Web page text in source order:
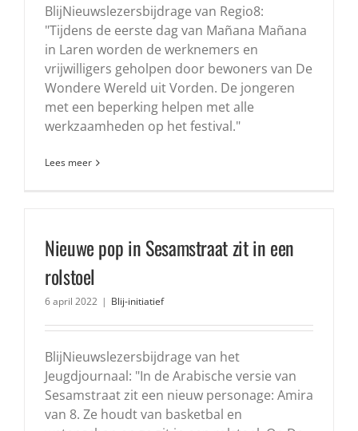
BlijNieuwslezersbijdrage van Regio8:
"Tijdens de eerste dag van Mañana Mañana
in Laren worden de werknemers en
vrijwilligers geholpen door bewoners van De
Wondere Wereld uit Vorden. De jongeren
met een beperking helpen met alle
werkzaamheden op het festival."
Lees meer
Nieuwe pop in Sesamstraat zit in een
rolstoel
6 april 2022 | Blij-initiatief
BlijNieuwslezersbijdrage van het
Jeugdjournaal: "In de Arabische versie van
Sesamstraat zit een nieuw personage: Amira
van 8. Ze houdt van basketbal en